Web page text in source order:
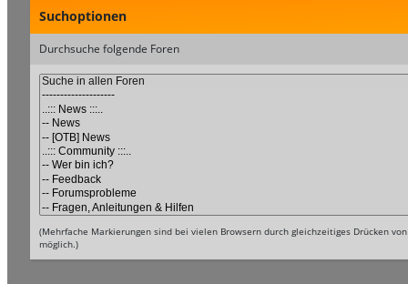
Suchoptionen
Durchsuche folgende Foren
(Mehrfache Markierungen sind bei vielen Browsern durch gleichzeitiges Drücken
möglich.)